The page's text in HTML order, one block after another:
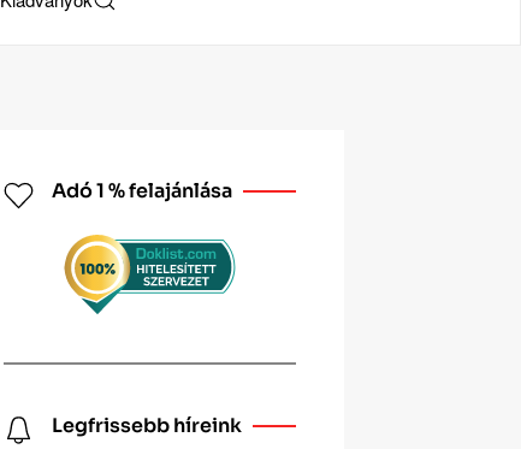
Adó 1 % felajánlása
Legfrissebb híreink